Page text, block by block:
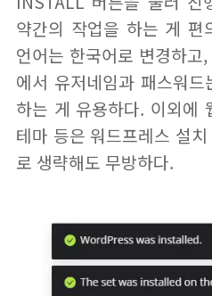
약간의 작업을 하는 게 편
언어는 한국어로 변경하
에서 유저네임과 패스워
하는 게 유용하다. 이외에
테마 등은 워드프레스 설
로 생략해도 무방하다.